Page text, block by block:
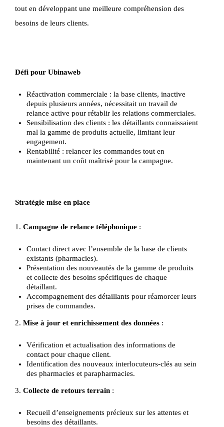
tout en développant une meilleure compréhension des
besoins de leurs clients.
Défi pour Ubinaweb
Réactivation commerciale : la base clients, inactive
depuis plusieurs années, nécessitait un travail de
relance active pour rétablir les relations commerciales.
Sensibilisation des clients : les détaillants connaissaient
mal la gamme de produits actuelle, limitant leur
engagement.
Rentabilité : relancer les commandes tout en
maintenant un coût maîtrisé pour la campagne.
Stratégie mise en place
1. Campagne de relance téléphonique :
Contact direct avec l’ensemble de la base de clients
existants (pharmacies).
Présentation des nouveautés de la gamme de produits
et collecte des besoins spécifiques de chaque
détaillant.
Accompagnement des détaillants pour réamorcer leurs
prises de commandes.
2. Mise à jour et enrichissement des données :
Vérification et actualisation des informations de
contact pour chaque client.
Identification des nouveaux interlocuteurs-clés au sein
des pharmacies et parapharmacies.
3. Collecte de retours terrain :
Recueil d’enseignements précieux sur les attentes et
besoins des détaillants.